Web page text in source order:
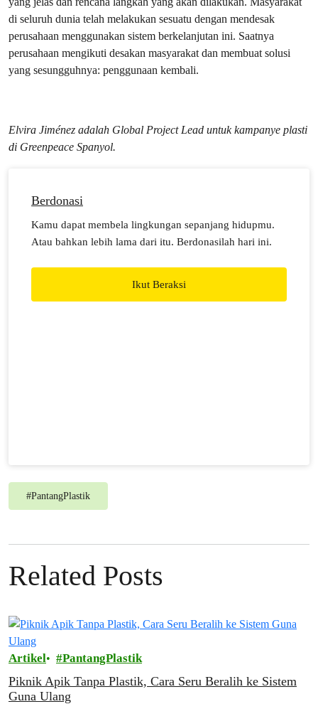
di seluruh dunia telah melakukan sesuatu dengan mendesak
perusahaan menggunakan sistem berkelanjutan ini. Saatnya
perusahaan mengikuti desakan masyarakat dan membuat solusi
yang sesungguhnya: penggunaan kembali.
Elvira Jiménez adalah Global Project Lead untuk kampanye plasti
di Greenpeace Spanyol.
Berdonasi
Kamu dapat membela lingkungan sepanjang hidupmu.
Atau bahkan lebih lama dari itu. Berdonasilah hari ini.
Ikut Beraksi
#PantangPlastik
Related Posts
Artikel PantangPlastik
Piknik Apik Tanpa Plastik, Cara Seru Beralih ke Sistem
Guna Ulang